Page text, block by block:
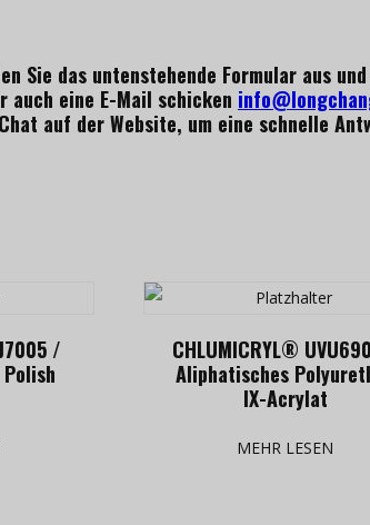
Sie das untenstehende Formular aus
auch eine E-Mail schicken
auf der Website, um eine schnelle
/
CHLUMICRYL®
Aliphatisches
IX-Acrylat
MEHR LESEN